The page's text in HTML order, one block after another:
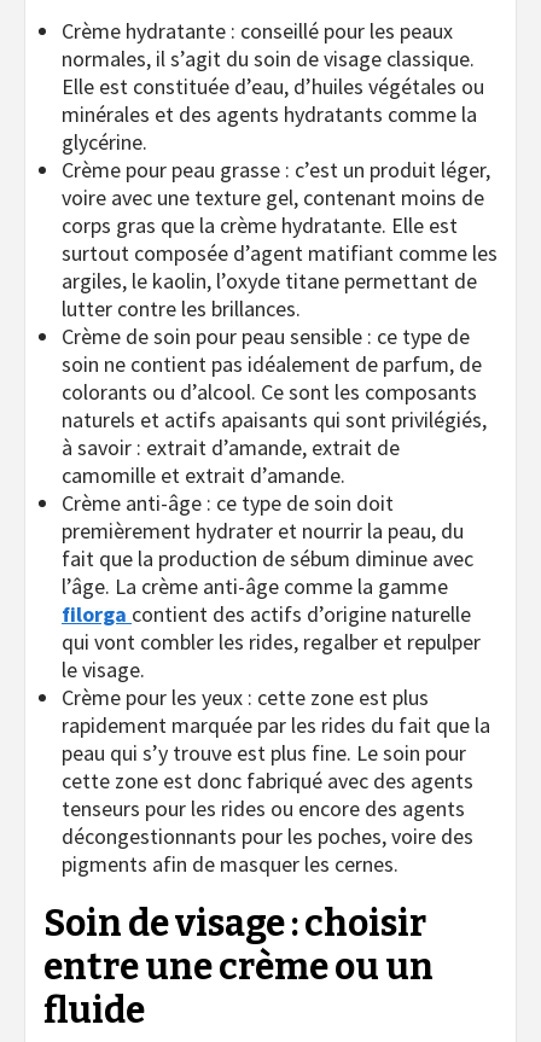
Crème hydratante : conseillé pour les peaux
normales, il s’agit du soin de visage classique.
Elle est constituée d’eau, d’huiles végétales ou
minérales et des agents hydratants comme la
glycérine.
Crème pour peau grasse : c’est un produit léger,
voire avec une texture gel, contenant moins de
corps gras que la crème hydratante. Elle est
surtout composée d’agent matifiant comme les
argiles, le kaolin, l’oxyde titane permettant de
lutter contre les brillances.
Crème de soin pour peau sensible : ce type de
soin ne contient pas idéalement de parfum, de
colorants ou d’alcool. Ce sont les composants
naturels et actifs apaisants qui sont privilégiés,
à savoir : extrait d’amande, extrait de
camomille et extrait d’amande.
Crème anti-âge : ce type de soin doit
premièrement hydrater et nourrir la peau, du
fait que la production de sébum diminue avec
l’âge. La crème anti-âge comme la gamme
filorga contient des actifs d’origine naturelle
qui vont combler les rides, regalber et repulper
le visage.
Crème pour les yeux : cette zone est plus
rapidement marquée par les rides du fait que la
peau qui s’y trouve est plus fine. Le soin pour
cette zone est donc fabriqué avec des agents
tenseurs pour les rides ou encore des agents
décongestionnants pour les poches, voire des
pigments afin de masquer les cernes.
Soin de visage : choisir
entre une crème ou un
fluide